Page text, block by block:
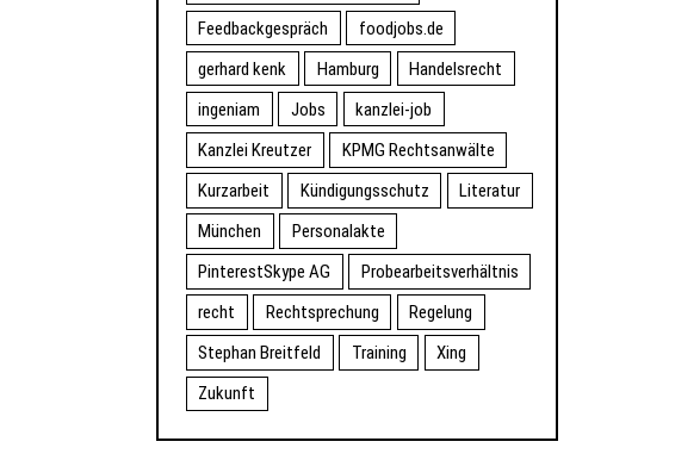
Feedbackgespräch
foodjobs.de
gerhard kenk
Hamburg
Handelsrecht
ingeniam
Jobs
kanzlei-job
Kanzlei Kreutzer
KPMG Rechtsanwälte
Kurzarbeit
Kündigungsschutz
Literatur
München
Personalakte
PinterestSkype AG
Probearbeitsverhältnis
recht
Rechtsprechung
Regelung
Stephan Breitfeld
Training
Xing
Zukunft